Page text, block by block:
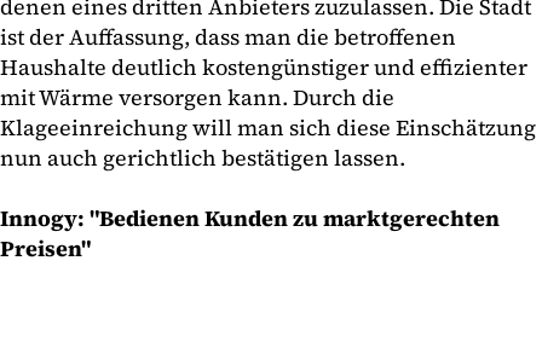
denen eines dritten Anbieters zuzulassen. Die Stadt
ist der Auffassung, dass man die betroffenen
Haushalte deutlich kostengünstiger und effizienter
mit Wärme versorgen kann. Durch die
Klageeinreichung will man sich diese Einschätzung
nun auch gerichtlich bestätigen lassen.
Innogy: "Bedienen Kunden zu marktgerechten
Preisen"